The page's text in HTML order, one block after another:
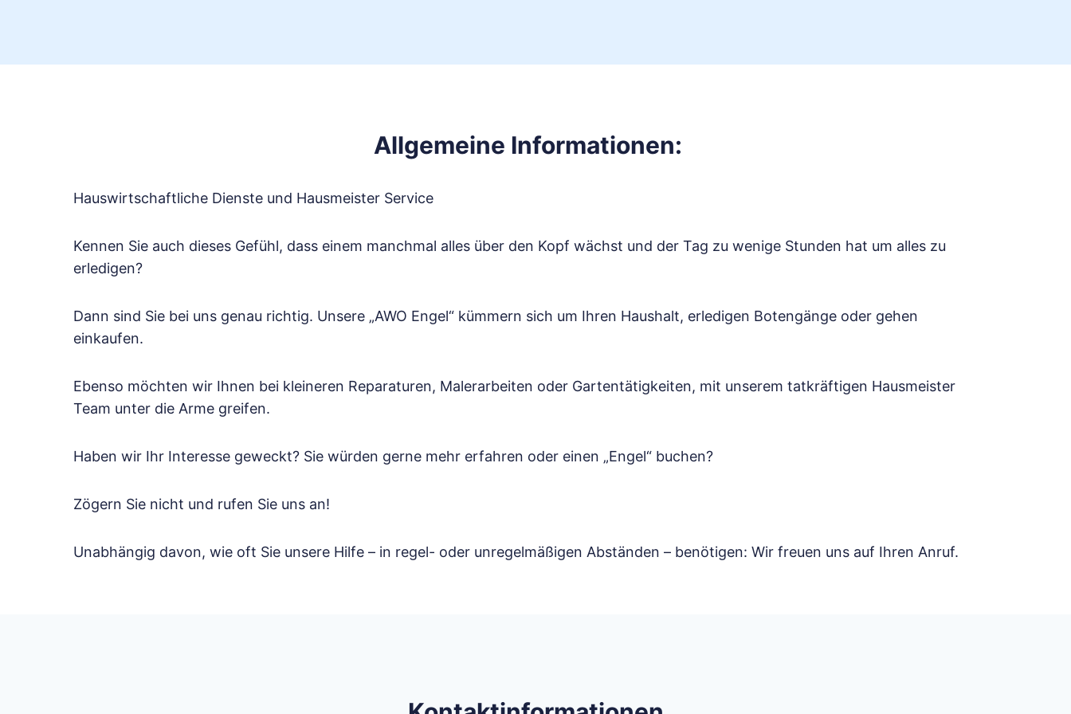
Allgemeine Informationen:
Hauswirtschaftliche Dienste und Hausmeister Service
Kennen Sie auch dieses Gefühl, dass einem manchmal alles über den Kopf wächst und der Tag zu wenige Stunden hat um alles zu
erledigen?
Dann sind Sie bei uns genau richtig. Unsere „AWO Engel“ kümmern sich um Ihren Haushalt, erledigen Botengänge oder gehen
einkaufen.
Ebenso möchten wir Ihnen bei kleineren Reparaturen, Malerarbeiten oder Gartentätigkeiten, mit unserem tatkräftigen Hausmeister
Team unter die Arme greifen.
Haben wir Ihr Interesse geweckt? Sie würden gerne mehr erfahren oder einen „Engel“ buchen?
Zögern Sie nicht und rufen Sie uns an!
Unabhängig davon, wie oft Sie unsere Hilfe – in regel- oder unregelmäßigen Abständen – benötigen: Wir freuen uns auf Ihren Anruf.